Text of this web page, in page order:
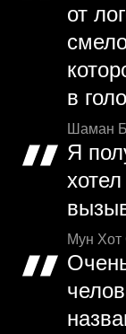
от
в
Шаман
Я
Мун Хот